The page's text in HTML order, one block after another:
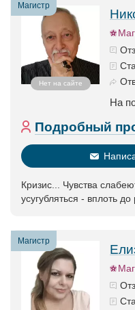
Магистр
Нет на сайте
На
Подробный
Кризис... Чувства
усугубляться - вплоть до
Магистр